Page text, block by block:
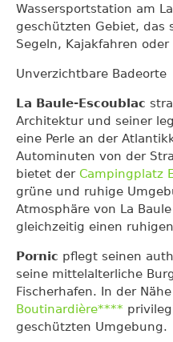
Wassersportstation am
geschützten Gebiet, das
Segeln, Kajakfahren
Unverzichtbare Badeorte
La Baule-Escoublac
Architektur und seiner
eine Perle an der
Autominuten von der
bietet der Campingplatz
grüne und ruhige
Atmosphäre von La
gleichzeitig einen
Pornic pflegt seinen
seine mittelalterliche
Fischerhafen. In der
Boutinardière****
geschützten Umgebung.